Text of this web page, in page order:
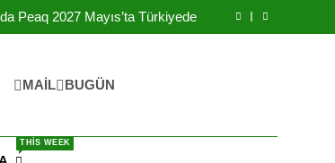
Sunulacak
Peaq 2027 Mayıs’ta Türkiyede
İle Şebekeyi Destekliyor
Peaq 2027 Mayıs’ta Türkiyede
İle Şebekeyi Destekliyor
MAIL BUGÜN
THIS WEEK